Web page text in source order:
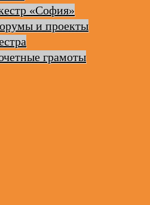
«София»
и проекты
грамоты